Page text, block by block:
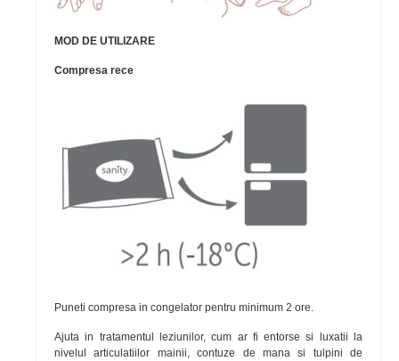
MOD DE UTILIZARE
Compresa rece
Puneti compresa in congelator pentru minimum 2 ore.
Ajuta in tratamentul leziunilor, cum ar fi entorse si luxatii la
nivelul articulatiilor mainii, contuze de mana si tulpini de